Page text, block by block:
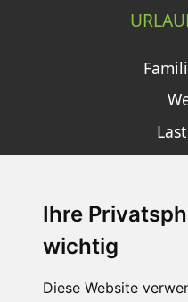
Ihre
wichtig
Diese Website
Die Schneehoehen Ski
Muss für alle